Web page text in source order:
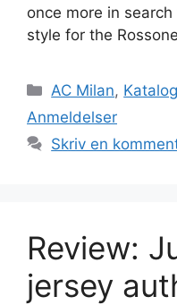
once more in
style for the
Kategorier
AC Milan,
Anmeldelser
Skriv en
Review:
jersey